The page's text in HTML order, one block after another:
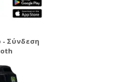
- Σύνδεση